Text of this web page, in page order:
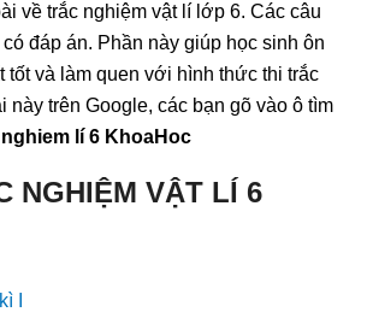
về trắc nghiệm vật lí lớp 6. Các câu
đáp án. Phần này giúp học sinh ôn
tốt và làm quen với hình thức thi trắc
này trên Google, các bạn gõ vào ô tìm
lí 6 KhoaHoc
NGHIỆM VẬT LÍ 6
I